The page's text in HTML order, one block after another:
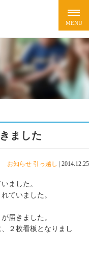
ました
お知らせ 引っ越し 2014.12.25
ました。
ていました。
届きました。
２枚看板となりまし